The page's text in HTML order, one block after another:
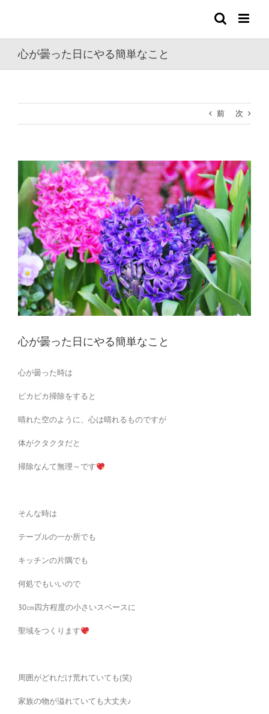
心が曇った日にやる簡単なこと
前 次
Larger
Image
心が曇った日にやる簡単なこと
心が曇った時は
ピカピカ掃除をすると
晴れた空のように、心は晴れるものですが
体がクタクタだと
掃除なんて無理～です
そんな時は
テーブルの一か所でも
キッチンの片隅でも
何処でもいいので
30㎝四方程度の小さいスペースに
聖域をつくります
周囲がどれだけ荒れていても(笑)
家族の物が溢れていても大丈夫♪